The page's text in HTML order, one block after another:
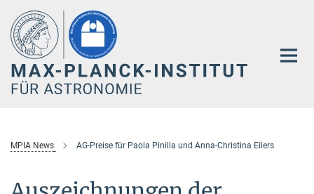
Hauptinhalt
MPIA News AG-Preise für Paola Pinilla und Anna-Christina Eilers